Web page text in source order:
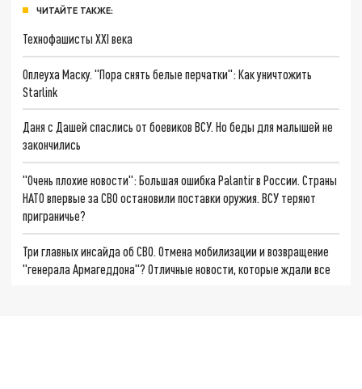
ЧИТАЙТЕ ТАКЖЕ:
Технофашисты XXI века
Оплеуха Маску. "Пора снять белые перчатки": Как уничтожить
Starlink
Даня с Дашей спаслись от боевиков ВСУ. Но беды для малышей не
закончились
"Очень плохие новости": Большая ошибка Palantir в России. Страны
НАТО впервые за СВО остановили поставки оружия. ВСУ теряют
приграничье?
Три главных инсайда об СВО. Отмена мобилизации и возвращение
"генерала Армагеддона"? Отличные новости, которые ждали все